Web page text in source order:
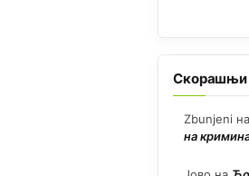
Скорашњи
Zbunjeni на
на